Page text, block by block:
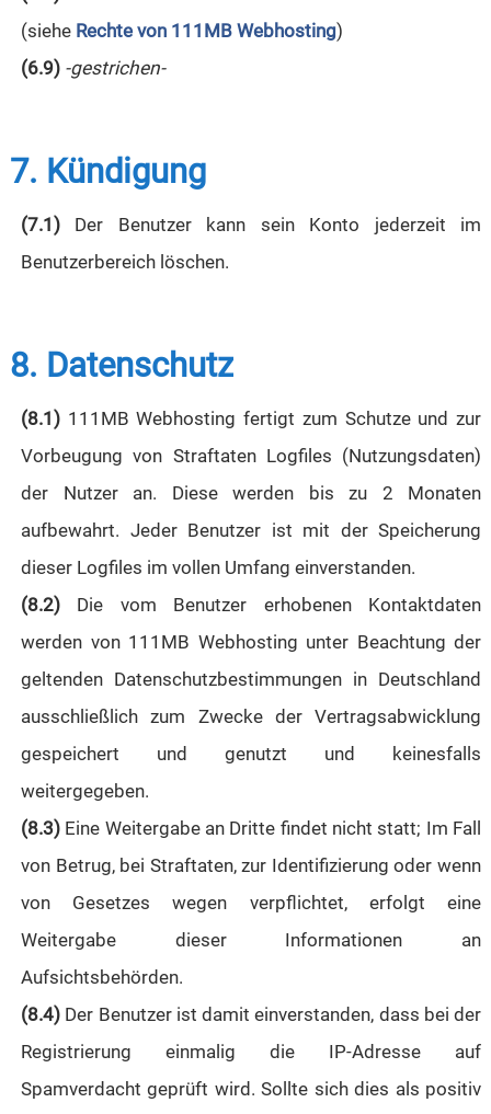
(siehe Rechte von 111MB Webhosting)
(6.9) -gestrichen-
7. Kündigung
(7.1) Der Benutzer kann sein Konto jederzeit im
Benutzerbereich löschen.
8. Datenschutz
(8.1) 111MB Webhosting fertigt zum Schutze und zur
Vorbeugung von Straftaten Logfiles (Nutzungsdaten)
der Nutzer an. Diese werden bis zu 2 Monaten
aufbewahrt. Jeder Benutzer ist mit der Speicherung
dieser Logfiles im vollen Umfang einverstanden.
(8.2) Die vom Benutzer erhobenen Kontaktdaten
werden von 111MB Webhosting unter Beachtung der
geltenden Datenschutzbestimmungen in Deutschland
ausschließlich zum Zwecke der Vertragsabwicklung
gespeichert und genutzt und keinesfalls
weitergegeben.
(8.3) Eine Weitergabe an Dritte findet nicht statt; Im Fall
von Betrug, bei Straftaten, zur Identifizierung oder wenn
von Gesetzes wegen verpflichtet, erfolgt eine
Weitergabe dieser Informationen an
Aufsichtsbehörden.
(8.4) Der Benutzer ist damit einverstanden, dass bei der
Registrierung einmalig die IP-Adresse auf
Spamverdacht geprüft wird. Sollte sich dies als positiv